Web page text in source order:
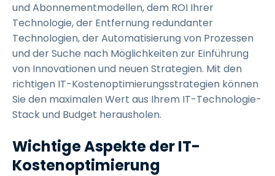
und Abonnementmodellen, dem ROI Ihrer
Technologie, der Entfernung redundanter
Technologien, der Automatisierung von Prozessen
und der Suche nach Möglichkeiten zur Einführung
von Innovationen und neuen Strategien. Mit den
richtigen IT-Kostenoptimierungsstrategien können
Sie den maximalen Wert aus Ihrem IT-Technologie-
Stack und Budget herausholen.
Wichtige Aspekte der IT-
Kostenoptimierung